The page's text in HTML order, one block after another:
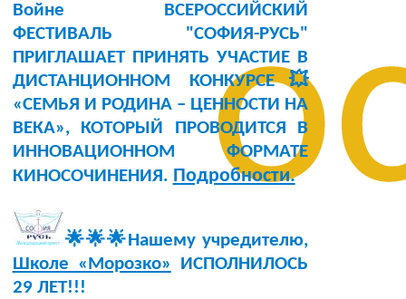
Войне ВСЕРОССИЙСКИЙ
ФЕСТИВАЛЬ "СОФИЯ-РУСЬ"
ПРИГЛАШАЕТ ПРИНЯТЬ УЧАСТИЕ В
ДИСТАНЦИОННОМ КОНКУРСЕ💥
«СЕМЬЯ И РОДИНА – ЦЕННОСТИ НА
ВЕКА», КОТОРЫЙ ПРОВОДИТСЯ В
ИННОВАЦИОННОМ ФОРМАТЕ
КИНОСОЧИНЕНИЯ. Подробности.
🌟🌟🌟Нашему учредителю,
Школе «Морозко» ИСПОЛНИЛОСЬ
29 ЛЕТ!!!